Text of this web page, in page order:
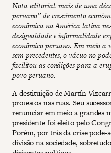
Nota editorial: mais de uma
peruano” de crescimento
econômica na América latina
desigualdade e informalidade
econômico peruano. Em meio a
sem precedentes, o vácuo no
facilitou as condições para a
povo peruano.
A destituição de Martín
protestos nas ruas. Seu
renunciar em meio a grandes
presidente foi eleito pelo
Porém, por trás da crise
divisão na sociedade,